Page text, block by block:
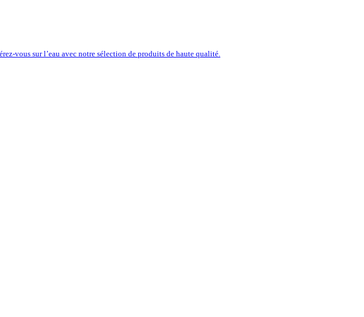
vous sur l’eau avec notre sélection de produits de haute qualité.